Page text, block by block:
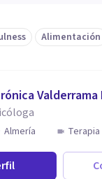
Alimentación
Almería